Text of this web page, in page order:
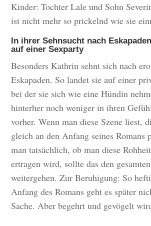
Kinder: Tochter Lale und Sohn
ist nicht mehr so prickelnd wie sie
In ihrer Sehnsucht nach
auf einer Sexparty
Besonders Kathrin sehnt sich nach
Eskapaden. So landet sie auf einer
bei der sie sich wie eine Hündin
hinterher noch weniger in ihren
vorher. Wenn man diese Szene liest,
gleich an den Anfang seines Romans
man tatsächlich, ob man diese
ertragen wird, sollte das den
weitergehen. Zur Beruhigung: So
Anfang des Romans geht es später
Sache. Aber begehrt und gevögelt